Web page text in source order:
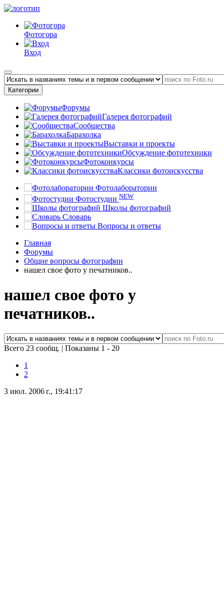
Фотогора
Вход
Категории
Форумы
Галерея фотографий
Сообщества
Барахолка
Выставки и проекты
Обсуждение фототехники
Фотоконкурсы
Классики фотоискусства
Фотолаборатории
Фотостудии NEW
Школы фотографий
Словарь
Вопросы и ответы
Главная
Форумы
Общие вопросы фотографии
нашел свое фото у печатников..
нашел свое фото у
печатников..
Всего 23 сообщ. | Показаны 1 - 20
1
2
3 июл. 2006 г., 19:41:17